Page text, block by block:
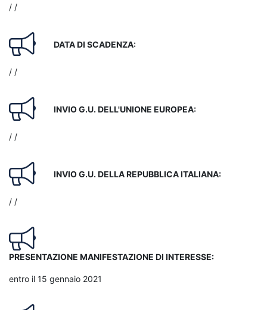
/ /
DATA DI SCADENZA:
/ /
INVIO G.U. DELL'UNIONE EUROPEA:
/ /
INVIO G.U. DELLA REPUBBLICA ITALIANA:
/ /
PRESENTAZIONE MANIFESTAZIONE DI INTERESSE:
entro il 15 gennaio 2021